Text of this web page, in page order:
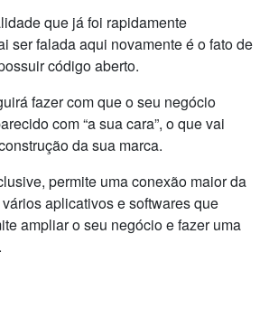
que já foi rapidamente
ser falada aqui novamente é o fato de
código aberto.
fazer com que o seu negócio
com “a sua cara”, o que vai
da sua marca.
permite uma conexão maior da
aplicativos e softwares que
ampliar o seu negócio e fazer uma